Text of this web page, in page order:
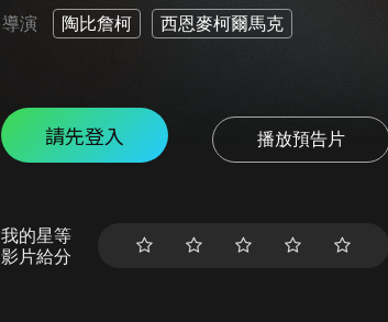
導演 陶比詹柯 西恩麥柯爾馬克
請先登入 播放預告片
我的星等
影片給分